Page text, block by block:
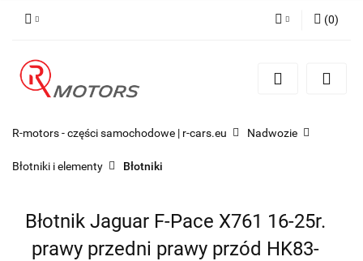
Zarejestruj się
(0)
R-motors - części samochodowe | r-cars.eu Nadwozie
Błotniki i elementy Błotniki
Błotnik Jaguar F-Pace X761 16-25r.
prawy przedni prawy przód HK83-